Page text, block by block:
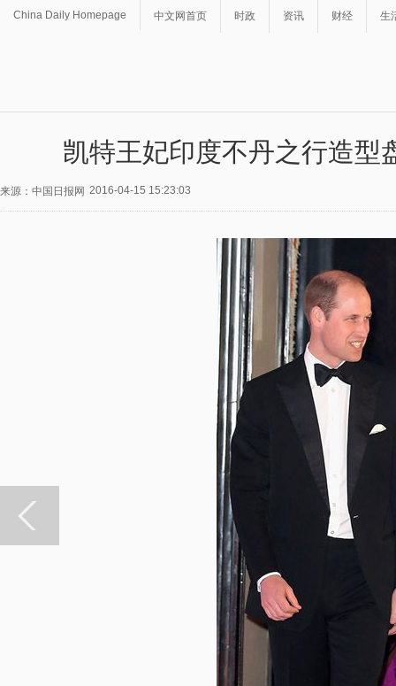
China Daily Homepage 中文网首页 时政 资讯 财经 生
凯特王妃印度不丹之行造型
来源：中国日报网 2016-04-15 15:23:03